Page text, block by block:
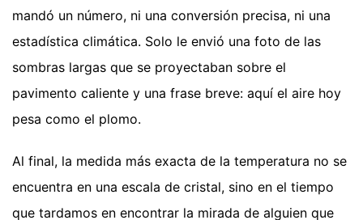
mandó un número, ni una conversión precisa, ni una
estadística climática. Solo le envió una foto de las
sombras largas que se proyectaban sobre el
pavimento caliente y una frase breve: aquí el aire hoy
pesa como el plomo.
Al final, la medida más exacta de la temperatura no se
encuentra en una escala de cristal, sino en el tiempo
que tardamos en encontrar la mirada de alguien que